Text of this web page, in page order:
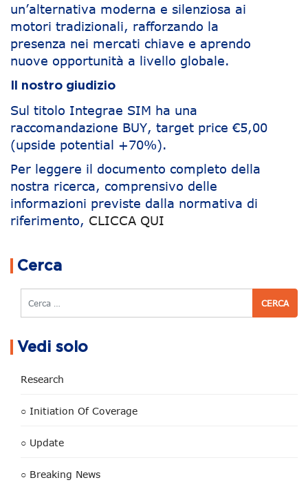
un’alternativa moderna e silenziosa ai
motori tradizionali, rafforzando la
presenza nei mercati chiave e aprendo
nuove opportunità a livello globale.
Il nostro giudizio
Sul titolo Integrae SIM ha una
raccomandazione BUY, target price €5,00
(upside potential +70%).
Per leggere il documento completo della
nostra ricerca, comprensivo delle
informazioni previste dalla normativa di
riferimento, CLICCA QUI
Cerca
Cerca
Vedi solo
Research
○ Initiation Of Coverage
○ Update
○ Breaking News